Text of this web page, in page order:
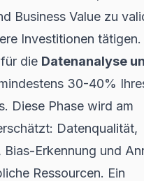
Business Value zu
Investitionen tätigen.
die Datenanalyse
30-40%
Diese Phase wird am
Datenqualität,
Erkennung und
Ressourcen. Ein